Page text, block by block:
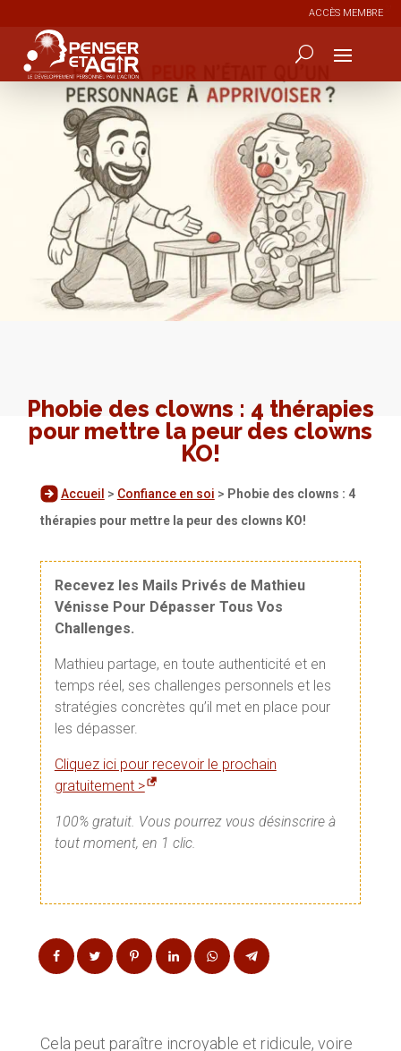
ACCÈS MEMBRE
Phobie des clowns : 4 thérapies
pour mettre la peur des clowns
KO!
Accueil > Confiance en soi > Phobie des clowns : 4
thérapies pour mettre la peur des clowns KO!
Recevez les Mails Privés de Mathieu
Vénisse Pour Dépasser Tous Vos
Challenges.
Mathieu partage, en toute authenticité et en
temps réel, ses challenges personnels et les
stratégies concrètes qu’il met en place pour
les dépasser.
Cliquez ici pour recevoir le prochain
gratuitement >
100% gratuit. Vous pourrez vous désinscrire à
tout moment, en 1 clic.
Cela peut paraître incroyable et ridicule, voire